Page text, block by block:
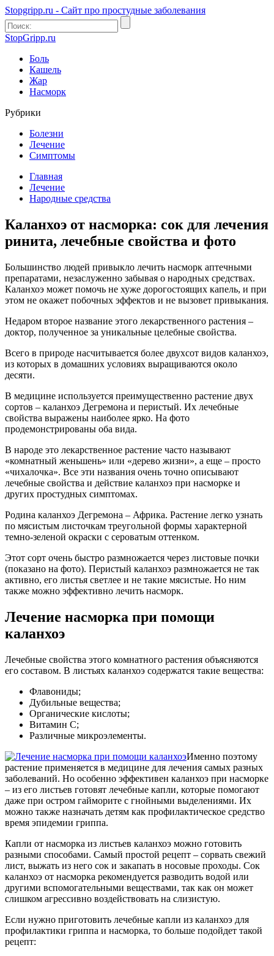
Stopgripp.ru - Cайт про простудные заболевания
StopGripp.ru
Боль
Кашель
Жар
Насморк
Рубрики
Болезни
Лечение
Симптомы
Главная
Лечение
Народные средства
Каланхоэ от насморка: сок для лечения
ринита, лечебные свойства и фото
Большинство людей привыкло лечить насморк аптечными
препаратами, незаслуженно забывая о народных средствах.
Каланхоэ может помочь не хуже дорогостоящих капель, и при
этом не окажет побочных эффектов и не вызовет привыкания.
Недаром второе название этого лекарственного растения –
доктор, полученное за уникальные целебные свойства.
Всего в природе насчитывается более двухсот видов каланхоэ,
из которых в домашних условиях выращиваются около
десяти.
В медицине используется преимущественно растение двух
сортов – каланхоэ Дегремона и перистый. Их лечебные
свойства выражены наиболее ярко. На фото
продемонстрированы оба вида.
В народе это лекарственное растение часто называют
«комнатный женьшень» или «дерево жизни», а еще – просто
«чихалочка». Все эти названия очень точно описывают
лечебные свойства и действие каланхоэ при насморке и
других простудных симптомах.
Родина каланхоэ Дегремона – Африка. Растение легко узнать
по мясистым листочкам треугольной формы характерной
темно-зеленой окраски с сероватым оттенком.
Этот сорт очень быстро размножается через листовые почки
(показано на фото). Перистый каланхоэ размножается не так
активно, его листья светлее и не такие мясистые. Но ним
также можно эффективно лечить насморк.
Лечение насморка при помощи
каланхоэ
Лечебные свойства этого комнатного растения объясняются
его составом. В листьях каланхоэ содержатся такие вещества:
Флавониды;
Дубильные вещества;
Органические кислоты;
Витамин С;
Различные микроэлементы.
Именно поэтому
растение применяется в медицине для лечения самых разных
заболеваний. Но особенно эффективен каланхоэ при насморке
– из его листьев готовят лечебные капли, которые помогают
даже при остром гайморите с гнойными выделениями. Их
можно также назначать детям как профилактическое средство
время эпидемии гриппа.
Капли от насморка из листьев каланхоэ можно готовить
разными способами. Самый простой рецепт – сорвать свежий
лист, выжать из него сок и закапать в носовые проходы. Сок
каланхоэ от насморка рекомендуется разводить водой или
другими вспомогательными веществами, так как он может
слишком агрессивно воздействовать на слизистую.
Если нужно приготовить лечебные капли из каланхоэ для
профилактики гриппа и насморка, то больше подойдет такой
рецепт: